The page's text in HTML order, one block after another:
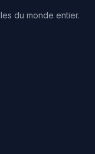
du monde entier.